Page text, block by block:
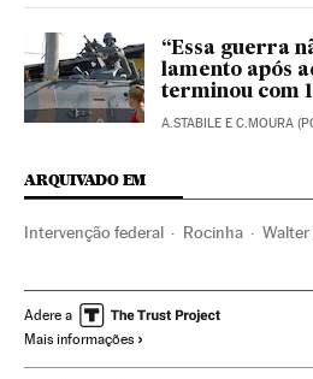
“Essa guerra
lamento após
terminou com
A.STABILE E C.MOURA
ARQUIVADO EM
Intervenção federal Rocinha Walter
Rio de Janeiro Violência policial
Forças armadas
Adere a
Mais informações